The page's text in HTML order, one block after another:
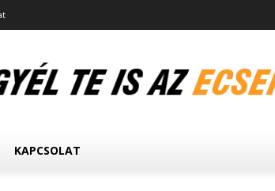
KAPCSOLAT